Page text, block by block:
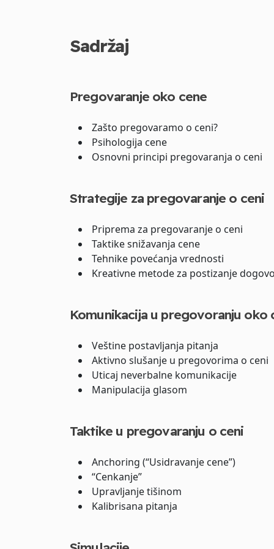
Sadržaj
Pregovaranje oko cene
Zašto pregovaramo o ceni?
Psihologija cene
Osnovni principi pregovaranja o ceni
Strategije za pregovaranje o ceni
Priprema za pregovaranje o ceni
Taktike snižavanja cene
Tehnike povećanja vrednosti
Kreativne metode za postizanje
Komunikacija u pregovoranju oko
Veštine postavljanja pitanja
Aktivno slušanje u pregovorima o ceni
Uticaj neverbalne komunikacije
Manipulacija glasom
Taktike u pregovaranju o ceni
Anchoring (“Usidravanje cene”)
“Cenkanje”
Upravljanje tišinom
Kalibrisana pitanja